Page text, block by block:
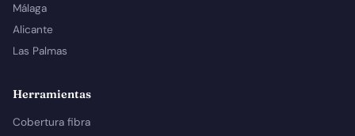
Málaga
Alicante
Las Palmas
Herramientas
Cobertura fibra